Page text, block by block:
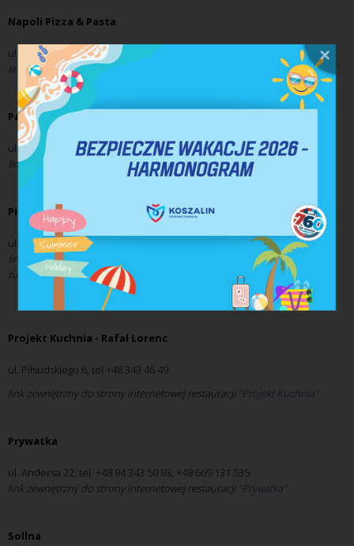
Napoli Pizza & Pasta
ul. Władysława IV 113, tel. +48 343 26 27
link zewnętrzny do strony internetowej restauracji
"Napoli Pizza & Pasta"
Park Restaurant
ul. Asnyka 11, +48 501 804 838
link zewnętrzny do strony internetowej restauracji"Park Caffe"
Piwnica pod Gryfami /wynajem na organizację imprez/
ul. Józefa Piłsudskiego 28,
link zewnętrzny do oficjalnego profilu restauracji
"Piwnica pod Gryfami"
na Facebooku
Projekt Kuchnia - Rafał Lorenc
ul. Piłsudskiego 6, tel +48 343 46 49
link zewnętrzny do strony internetowej restauracji "Projekt Kuchnia"
Prywatka
ul. Andersa 22, tel. +48 94 343 50 93, +48 669 131 535
link zewnętrzny do strony internetowej restauracji "Prywatka"
Sollna